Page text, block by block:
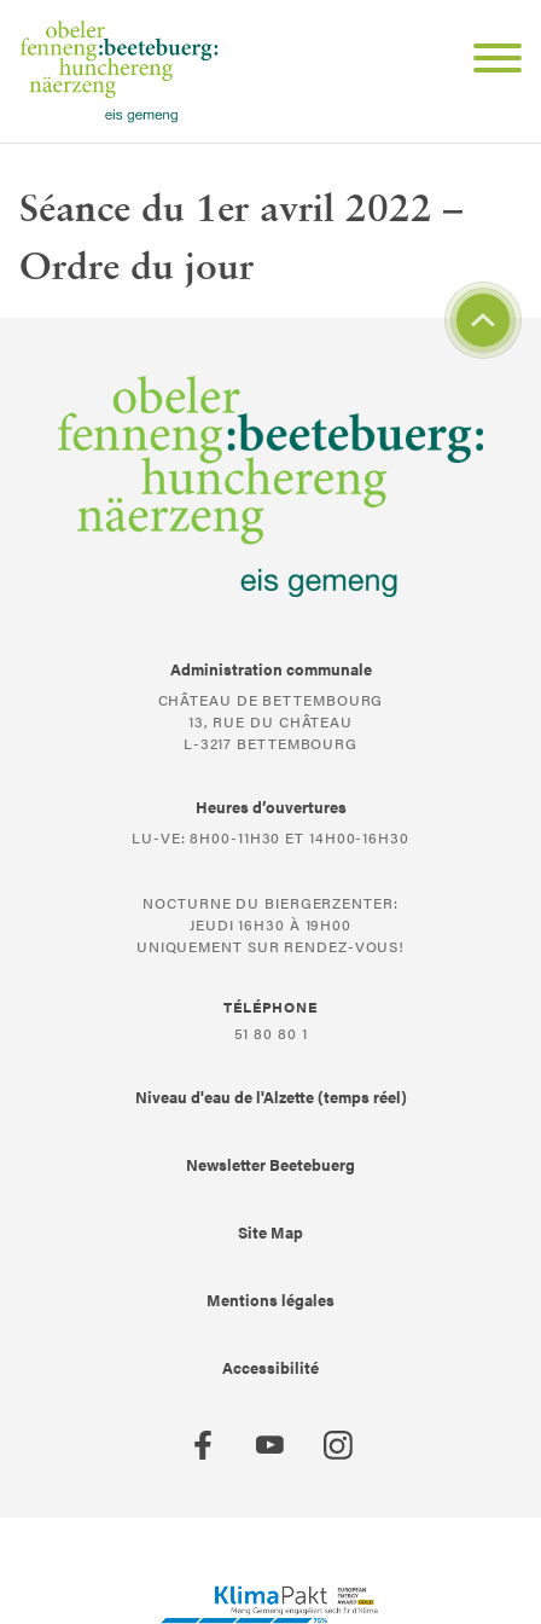
Séance du 1er avril 2022 –
Ordre du jour
Administration communale
CHÂTEAU DE BETTEMBOURG
13, RUE DU CHÂTEAU
L-3217 BETTEMBOURG
Heures d’ouvertures
LU-VE: 8H00-11H30 ET 14H00-16H30
NOCTURNE DU BIERGERZENTER:
JEUDI 16H30 À 19H00
UNIQUEMENT SUR RENDEZ-VOUS!
TÉLÉPHONE
51 80 80 1
Niveau d'eau de l'Alzette (temps réel)
Newsletter Beetebuerg
Site Map
Mentions légales
Accessibilité